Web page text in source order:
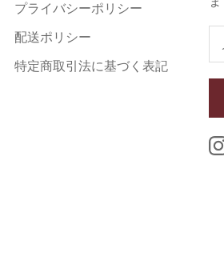
プライバシーポリシー
配送ポリシー
特定商取引法に基づく表記